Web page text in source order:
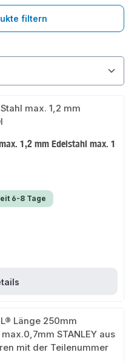
filtern
1,2 mm Edelstahl max. 1
6-8 Tage